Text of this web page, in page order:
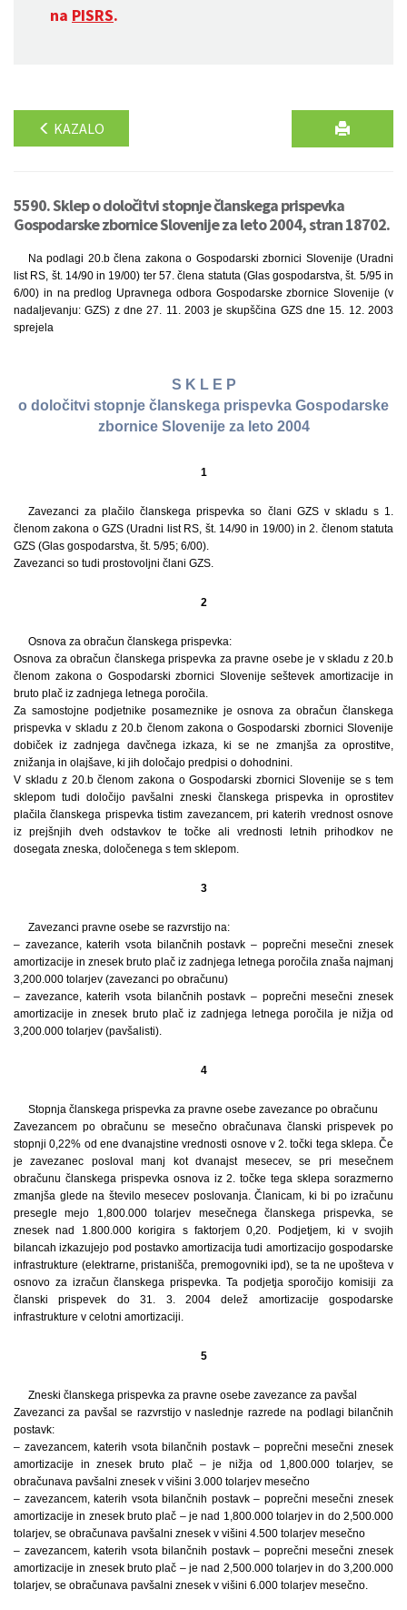
na PISRS.
KAZALO
5590. Sklep o določitvi stopnje članskega prispevka
Gospodarske zbornice Slovenije za leto 2004, stran 18702.
Na podlagi 20.b člena zakona o Gospodarski zbornici Slovenije (Uradni
list RS, št. 14/90 in 19/00) ter 57. člena statuta (Glas gospodarstva, št. 5/95 in
6/00) in na predlog Upravnega odbora Gospodarske zbornice Slovenije (v
nadaljevanju: GZS) z dne 27. 11. 2003 je skupščina GZS dne 15. 12. 2003
sprejela
S K L E P
o določitvi stopnje članskega prispevka Gospodarske
zbornice Slovenije za leto 2004
1
Zavezanci za plačilo članskega prispevka so člani GZS v skladu s 1.
členom zakona o GZS (Uradni list RS, št. 14/90 in 19/00) in 2. členom statuta
GZS (Glas gospodarstva, št. 5/95; 6/00).
Zavezanci so tudi prostovoljni člani GZS.
2
Osnova za obračun članskega prispevka:
Osnova za obračun članskega prispevka za pravne osebe je v skladu z 20.b
členom zakona o Gospodarski zbornici Slovenije seštevek amortizacije in
bruto plač iz zadnjega letnega poročila.
Za samostojne podjetnike posameznike je osnova za obračun članskega
prispevka v skladu z 20.b členom zakona o Gospodarski zbornici Slovenije
dobiček iz zadnjega davčnega izkaza, ki se ne zmanjša za oprostitve,
znižanja in olajšave, ki jih določajo predpisi o dohodnini.
V skladu z 20.b členom zakona o Gospodarski zbornici Slovenije se s tem
sklepom tudi določijo pavšalni zneski članskega prispevka in oprostitev
plačila članskega prispevka tistim zavezancem, pri katerih vrednost osnove
iz prejšnjih dveh odstavkov te točke ali vrednosti letnih prihodkov ne
dosegata zneska, določenega s tem sklepom.
3
Zavezanci pravne osebe se razvrstijo na:
– zavezance, katerih vsota bilančnih postavk – poprečni mesečni znesek
amortizacije in znesek bruto plač iz zadnjega letnega poročila znaša najmanj
3,200.000 tolarjev (zavezanci po obračunu)
– zavezance, katerih vsota bilančnih postavk – poprečni mesečni znesek
amortizacije in znesek bruto plač iz zadnjega letnega poročila je nižja od
3,200.000 tolarjev (pavšalisti).
4
Stopnja članskega prispevka za pravne osebe zavezance po obračunu
Zavezancem po obračunu se mesečno obračunava članski prispevek po
stopnji 0,22% od ene dvanajstine vrednosti osnove v 2. točki tega sklepa. Če
je zavezanec posloval manj kot dvanajst mesecev, se pri mesečnem
obračunu članskega prispevka osnova iz 2. točke tega sklepa sorazmerno
zmanjša glede na število mesecev poslovanja. Članicam, ki bi po izračunu
presegle mejo 1,800.000 tolarjev mesečnega članskega prispevka, se
znesek nad 1.800.000 korigira s faktorjem 0,20. Podjetjem, ki v svojih
bilancah izkazujejo pod postavko amortizacija tudi amortizacijo gospodarske
infrastrukture (elektrarne, pristanišča, premogovniki ipd), se ta ne upošteva v
osnovo za izračun članskega prispevka. Ta podjetja sporočijo komisiji za
članski prispevek do 31. 3. 2004 delež amortizacije gospodarske
infrastrukture v celotni amortizaciji.
5
Zneski članskega prispevka za pravne osebe zavezance za pavšal
Zavezanci za pavšal se razvrstijo v naslednje razrede na podlagi bilančnih
postavk:
– zavezancem, katerih vsota bilančnih postavk – poprečni mesečni znesek
amortizacije in znesek bruto plač – je nižja od 1,800.000 tolarjev, se
obračunava pavšalni znesek v višini 3.000 tolarjev mesečno
– zavezancem, katerih vsota bilančnih postavk – poprečni mesečni znesek
amortizacije in znesek bruto plač – je nad 1,800.000 tolarjev in do 2,500.000
tolarjev, se obračunava pavšalni znesek v višini 4.500 tolarjev mesečno
– zavezancem, katerih vsota bilančnih postavk – poprečni mesečni znesek
amortizacije in znesek bruto plač – je nad 2,500.000 tolarjev in do 3,200.000
tolarjev, se obračunava pavšalni znesek v višini 6.000 tolarjev mesečno.